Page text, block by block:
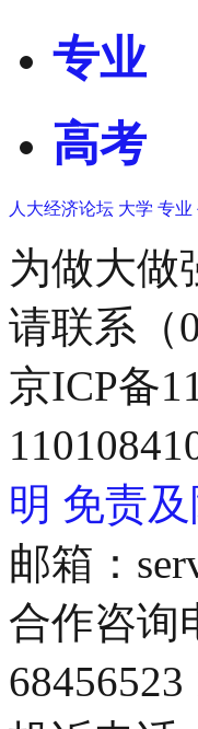
专业
高考
人大经济论坛 大学 专业
为做大做
请联系（
京ICP备
明 免责
邮箱：
合作咨询